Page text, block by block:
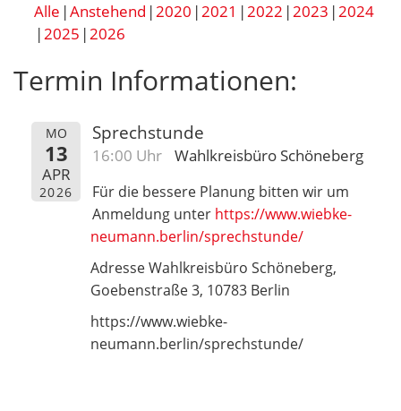
Alle Anstehend 2020 2021 2022 2023 2024
2025 2026
Termin Informationen:
MO
13
APR
2026
Sprechstunde
16:00 Uhr Wahlkreisbüro Schöneberg
Für die bessere Planung bitten wir um
Anmeldung unter https://www.wiebke-
neumann.berlin/sprechstunde/
Adresse Wahlkreisbüro Schöneberg,
Goebenstraße 3, 10783 Berlin
https://www.wiebke-
neumann.berlin/sprechstunde/